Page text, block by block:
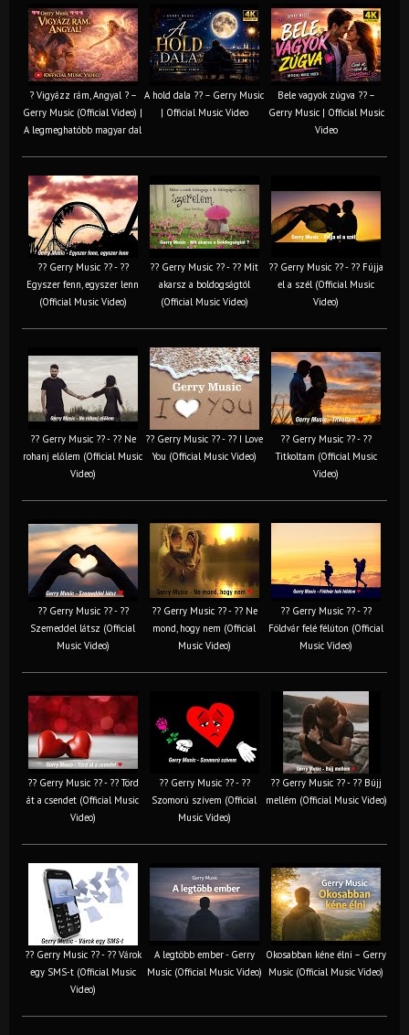
? Vigyázz rám, Angyal ? –
Gerry Music (Official Video) |
A legmeghatóbb magyar dal
A hold dala ?? – Gerry Music
| Official Music Video
Bele vagyok zúgva ?? –
Gerry Music | Official Music
Video
?? Gerry Music ?? - ??
Egyszer fenn, egyszer lenn
(Official Music Video)
?? Gerry Music ?? - ?? Mit
akarsz a boldogságtól
(Official Music Video)
?? Gerry Music ?? - ?? Fújja
el a szél (Official Music
Video)
?? Gerry Music ?? - ?? Ne
rohanj előlem (Official Music
Video)
?? Gerry Music ?? - ?? I Love
You (Official Music Video)
?? Gerry Music ?? - ??
Titkoltam (Official Music
Video)
?? Gerry Music ?? - ??
Szemeddel látsz (Official
Music Video)
?? Gerry Music ?? - ?? Ne
mond, hogy nem (Official
Music Video)
?? Gerry Music ?? - ??
Földvár felé félúton (Official
Music Video)
?? Gerry Music ?? - ?? Törd
át a csendet (Official Music
Video)
?? Gerry Music ?? - ??
Szomorú szívem (Official
Music Video)
?? Gerry Music ?? - ?? Bújj
mellém (Official Music Video)
?? Gerry Music ?? - ?? Várok
egy SMS-t (Official Music
Video)
A legtöbb ember - Gerry
Music (Official Music Video)
Okosabban kéne élni – Gerry
Music (Official Music Video)